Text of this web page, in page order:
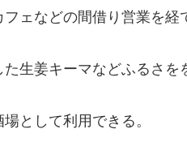
ェなどの間借り営業を経
生姜キーマなどふるさを
として利用できる。